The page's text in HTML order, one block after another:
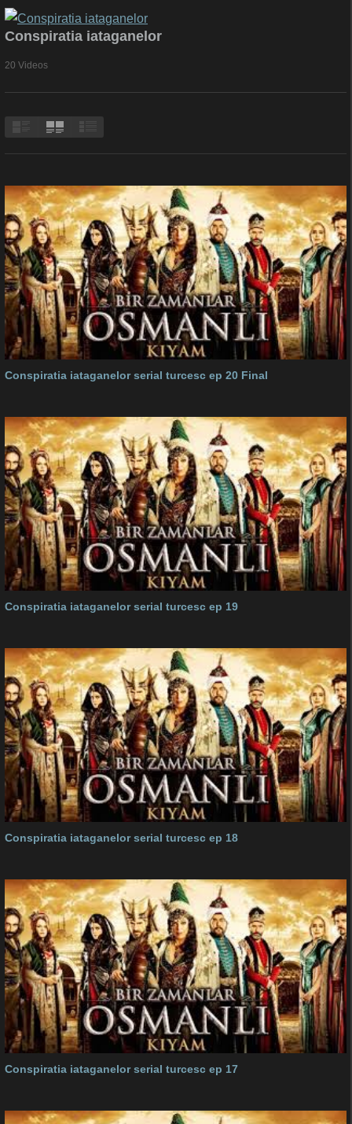
Conspiratia iataganelor
20 Videos
Conspiratia iataganelor serial turcesc ep 20 Final
Conspiratia iataganelor serial turcesc ep 19
Conspiratia iataganelor serial turcesc ep 18
Conspiratia iataganelor serial turcesc ep 17